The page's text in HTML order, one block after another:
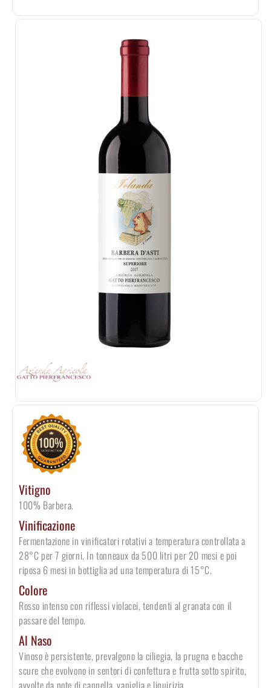
Vitigno
100% Barbera.
Vinificazione
Fermentazione in vinificatori rotativi a temperatura controllata a
28°C per 7 giorni. In tonneaux da 500 litri per 20 mesi e poi
riposa 6 mesi in bottiglia ad una temperatura di 15°C.
Colore
Rosso intenso con riflessi violacei, tendenti al granata con il
passare del tempo.
Al Naso
Vinoso è persistente, prevalgono la ciliegia, la prugna e bacche
scure che evolvono in sentori di confettura e frutta sotto spirito,